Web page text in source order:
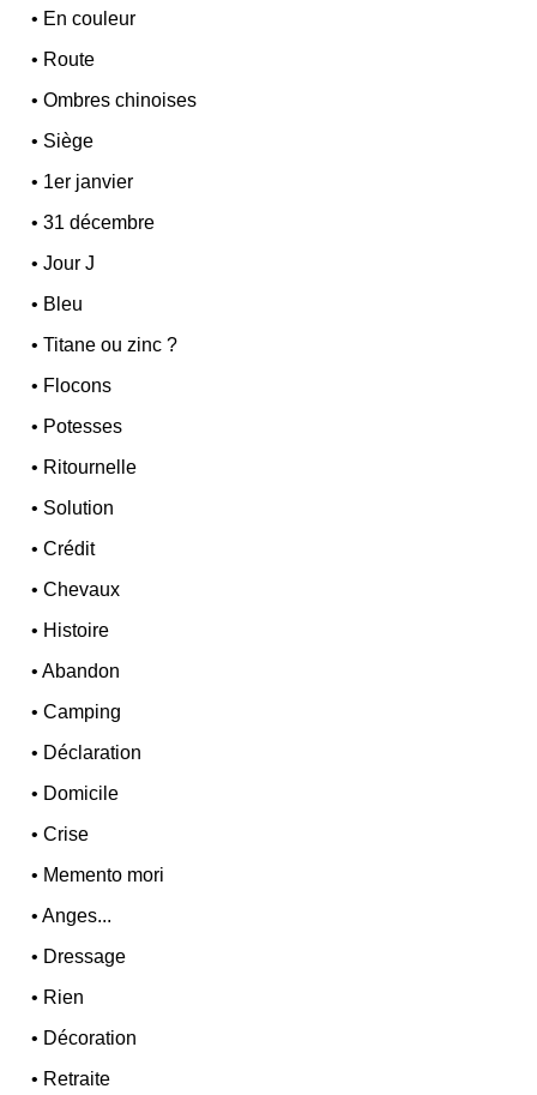
• En couleur
• Route
•Ombres chinoises
• Siège
• 1er janvier
•31 décembre
•Jour J
• Bleu
•Titane ou zinc ?
• Flocons
• Potesses
• Ritournelle
• Solution
•Crédit
•Chevaux
• Histoire
•Abandon
•Camping
• Déclaration
• Domicile
•Crise
• Memento mori
•Anges...
• Dressage
• Rien
• Décoration
• Retraite